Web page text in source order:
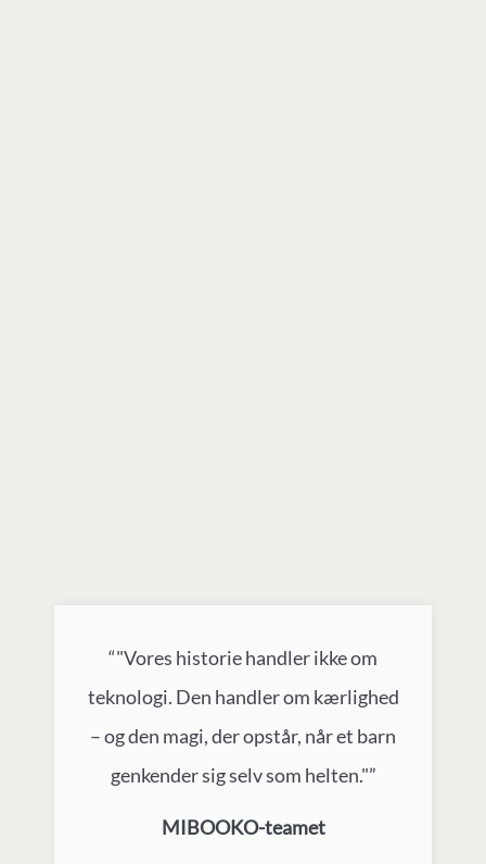
“"Vores historie handler ikke om
teknologi. Den handler om kærlighed
– og den magi, der opstår, når et barn
genkender sig selv som helten."”
MIBOOKO-teamet